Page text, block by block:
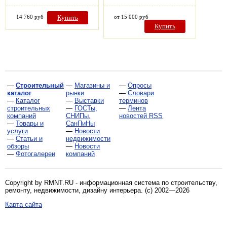
14 760 руб Купить от 15 000 руб
Купить
— Строительный
каталог
— Каталог
строительных
компаний
— Товары и
услуги
— Статьи и
обзоры
— Фотогалереи
— Магазины и
рынки
— Выставки
— ГОСТы,
СНИПы,
СанПиНы
— Новости
недвижимости
— Новости
компаний
— Опросы
— Словари
терминов
— Лента
новостей RSS
Copyright by RMNT.RU - информационная система по строительству,
ремонту, недвижимости, дизайну интерьера . (c) 2002—2026
Карта сайта